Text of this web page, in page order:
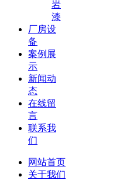
岩
漆
厂房设
备
案例展
示
新闻动
态
在线留
言
联系我
们
网站首页
关于我们